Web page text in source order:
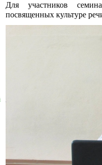
Для участников
посвященных культуре